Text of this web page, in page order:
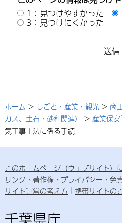
1：見つけやすかった
3：見つけにくかった
ホーム > しごと・産業・観光 > 商
ガス、土石・砂利関連）
> 産業保
気工事士法に係る手続
このホームページ（ウェブサイト）
リンク・著作権・プライバシー・免
サイト運営の考え方
携帯サイトの